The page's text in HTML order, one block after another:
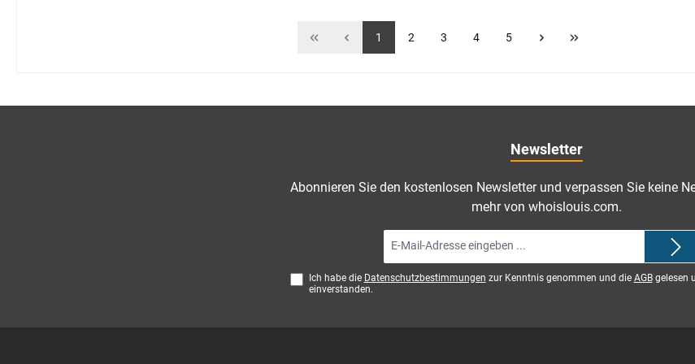
1 2 3 4 5
Newsletter
Abonnieren Sie den kostenlosen Newsletter und verpassen Sie keine
mehr von whoislouis.com.
Mail-
Adresse*
Ich habe die Datenschutzbestimmungen zur Kenntnis genommen und die AGBgelesen
einverstanden.